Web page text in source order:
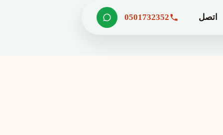
اتصل 0501732352